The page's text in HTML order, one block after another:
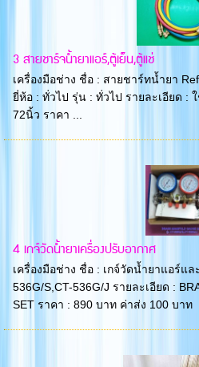
3 สายชาร์จน้ำยาแอร์,ตู้เย็น,ตู้แช่
เครื่องมือช่าง ชื่อ : สายชาร์ทน้ำยา
ยี่ห้อ : ทั่วไป รุ่น : ทั่วไป รายละเอียด :
72นิ้ว ราคา ...
4 เกจ์วัดน้ำยาเครื่องปรับอากาศ
เครื่องมือช่าง ชื่อ : เกจ์วัดน้ำยาแอร์แ
536G/S,CT-536G/J รายละเอียด :
SET ราคา : 890 บาท ค่าส่ง 100 บาท